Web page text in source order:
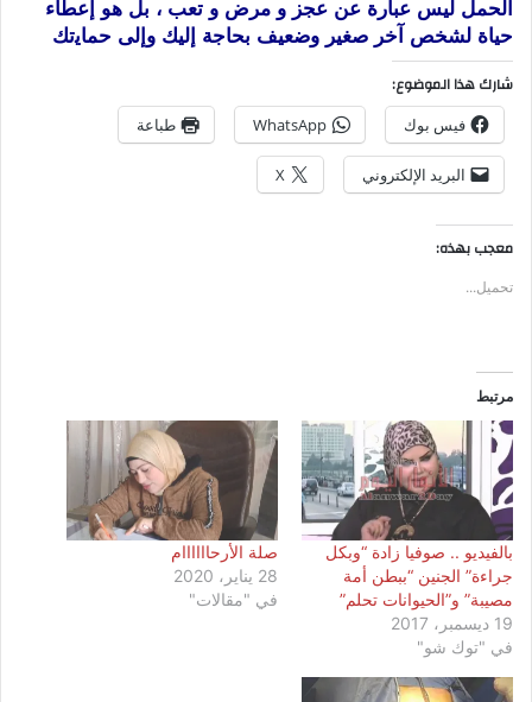
ﺍﻟﺤﻤﻞ ﻟﻴﺲ ﻋﺒﺎﺭﺓ ﻋﻦ ﻋﺠﺰ ﻭ ﻣﺮﺽ ﻭ ﺗﻌﺐ ، ﺑﻞ ﻫﻮ ﺇﻋﻄﺎﺀ
ﺣﻴﺎﺓ ﻟﺸﺨﺺ ﺁﺧﺮ ﺻﻐﻴﺮ ﻭﺿﻌﻴﻒ ﺑﺤﺎﺟﺔ ﺇﻟﻴﻚ ﻭﺇﻟﻰ ﺣﻤﺎﻳتك
شارك هذا الموضوع:
فيس بوك WhatsApp طباعة
البريد الإلكتروني X
معجب بهذه:
تحميل...
مرتبط
بالفيديو .. صوفيا زادة “وبكل
جراءة” الجنين “ببطن أمة
مصيبة” و”الحيوانات تحلم”
19 ديسمبر، 2017
في "توك شو"
صلة الأرحاااااام
28 يناير، 2020
في "مقالات"